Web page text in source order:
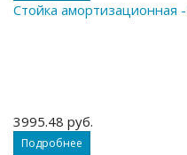
Стойка амортизационная
3995.48 руб.
Подробнее